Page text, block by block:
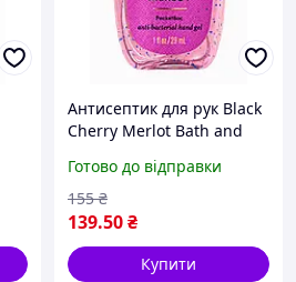
Антисептик для рук Black
Cherry Merlot Bath and
Готово до відправки
139.50₴
155 ₴
Купити